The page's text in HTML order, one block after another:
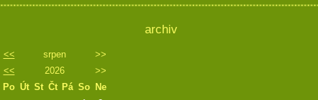
archiv
<< srpen
>>
<<
2026
>>
Po Út St Čt Pá So
Ne